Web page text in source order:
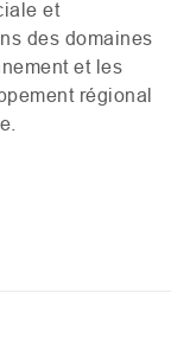
et
des domaines
et les
régional